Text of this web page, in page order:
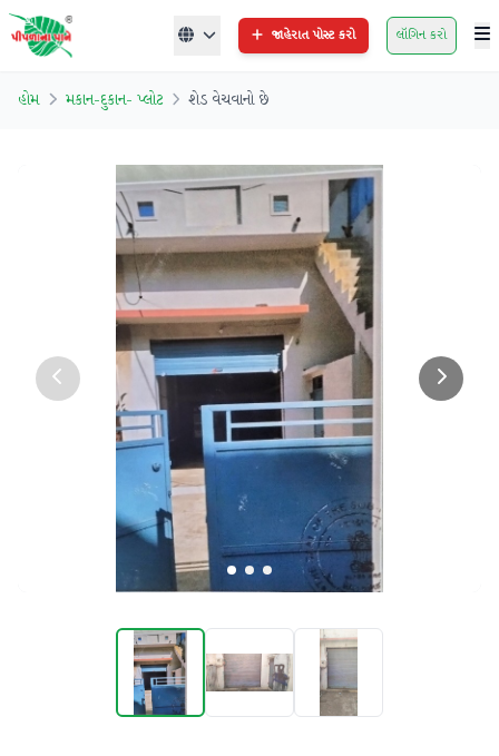
જાહેરાત પોસ્ટ કરો લૉગિન કરો
હોમ મકાન-દુકાન- પ્લોટ શેડ વેચવાનો છે